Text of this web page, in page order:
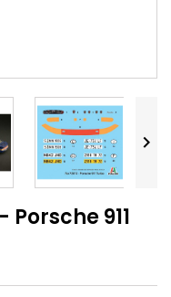

Porsche 911